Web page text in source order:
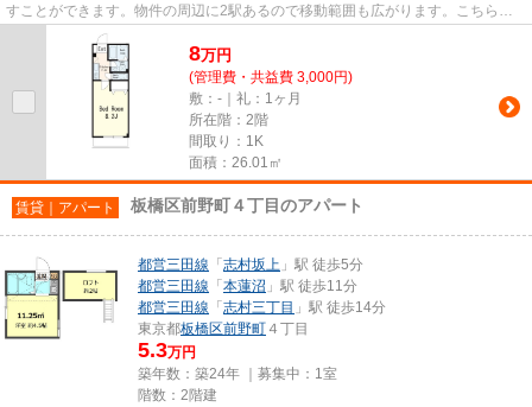
すことができます。物件の周辺に2駅あるので移動範囲も広がります。こちらの
物件はマンションです。当社ス...
8万円
(管理費・共益費 3,000円)
敷：-｜礼：1ヶ月
所在階：2階
間取り：1K
面積：26.01㎡
賃貸｜アパート 板橋区前野町４丁目のアパート
都営三田線 「 志村坂上 」駅 徒歩5分
都営三田線 「 本蓮沼 」駅 徒歩11分
都営三田線 「 志村三丁目 」駅 徒歩14分
東京都板橋区前野町 ４丁目
5.3万円
築年数：築24年 ｜募集中： 1室
階数：2階建